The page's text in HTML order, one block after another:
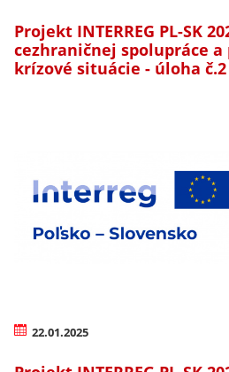
Projekt INTERREG PL-SK
cezhraničnej spolupráce
krízové situácie - úloha č.2
22.01.2025